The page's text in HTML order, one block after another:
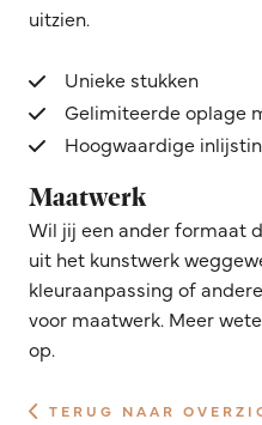
uitzien.
Unieke stukken
Gelimiteerde oplage
Hoogwaardige
Maatwerk
Wil jij een ander formaat
uit het kunstwerk
kleuraanpassing of
voor maatwerk. Meer
op.
TERUG NAAR